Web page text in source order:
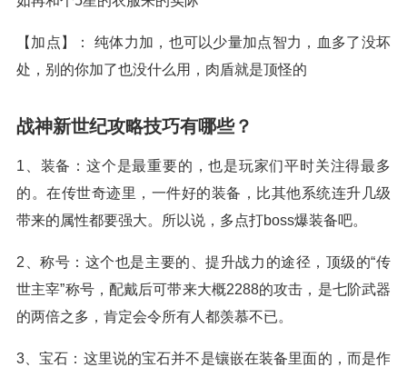
【加点】： 纯体力加，也可以少量加点智力，血多了没坏
处，别的你加了也没什么用，肉盾就是顶怪的
战神新世纪攻略技巧有哪些？
1、装备：这个是最重要的，也是玩家们平时关注得最多
的。在传世奇迹里，一件好的装备，比其他系统连升几级
带来的属性都要强大。所以说，多点打boss爆装备吧。
2、称号：这个也是主要的、提升战力的途径，顶级的“传
世主宰”称号，配戴后可带来大概2288的攻击，是七阶武器
的两倍之多，肯定会令所有人都羡慕不已。
3、宝石：这里说的宝石并不是镶嵌在装备里面的，而是作